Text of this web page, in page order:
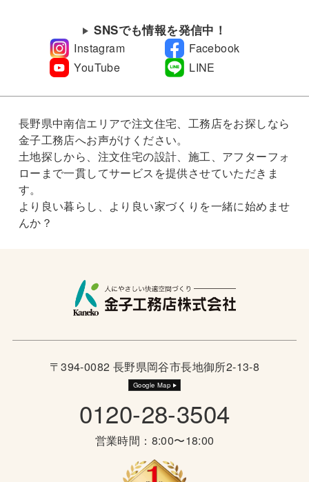
SNSでも情報を発信中！
Instagram
Facebook
YouTube
LINE
長野県中南信エリアで注文住宅、工務店をお探しなら
金子工務店へお声がけください。
土地探しから、注文住宅の設計、施工、アフターフォ
ローまで一貫してサービスを提供させていただきま
す。
より良い暮らし、より良い家づくりを一緒に始めませ
んか？
〒394-0082 長野県岡谷市長地御所2-13-8
Google Map
0120-28-3504
営業時間：8:00〜18:00